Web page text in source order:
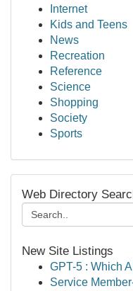
Internet
Kids and Teens
News
Recreation
Reference
Science
Shopping
Society
Sports
Web Directory
New Site Listings
GPT-5 : Which
Service